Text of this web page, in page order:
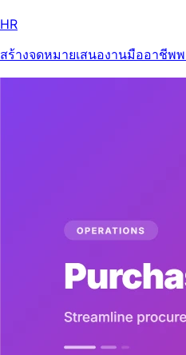
HR
สร้างจดหมายเสนองานมืออาชีพ